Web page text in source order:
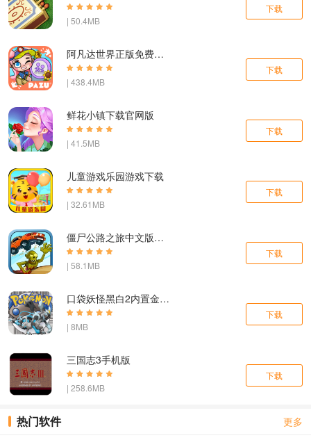
| 50.4MB
下载
阿凡达世界正版免费下载中文
| 438.4MB
下载
鲜花小镇下载官网版
| 41.5MB
下载
儿童游戏乐园游戏下载
| 32.61MB
下载
僵尸公路之旅中文版下载安装手机
| 58.1MB
下载
口袋妖怪黑白2内置金手指版
| 8MB
下载
三国志3手机版
| 258.6MB
下载
热门软件 更多